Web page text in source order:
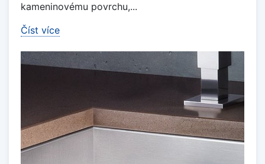
kameninovému povrchu,...
Číst více